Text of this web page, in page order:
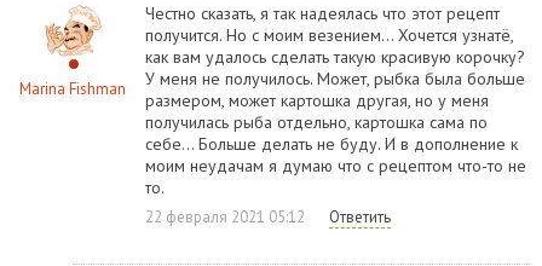
Marina Fishman
Честно сказать, я так надеялась что этот рецепт
получится. Но с моим везением... Хочется узнатё,
как вам удалось сделать такую красивую корочку?
У меня не получилось. Может, рыбка была больше
размером, может картошка другая, но у меня
получилась рыба отдельно, картошка сама по
себе... Больше делать не буду. И в дополнение к
моим неудачам я думаю что с рецептом что-то не
то.
22 февраля 2021 05:12 Ответить